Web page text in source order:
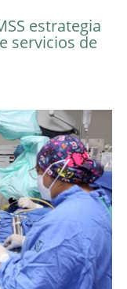
estrategia
servicios de